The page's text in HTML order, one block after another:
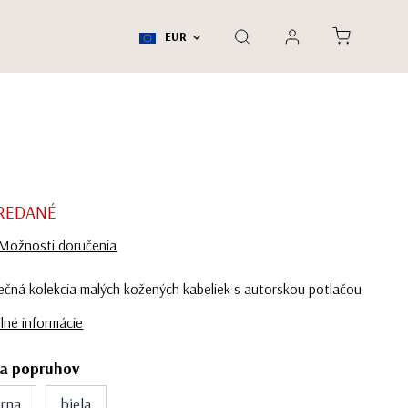
EUR
kolekcia malých kožených kabeliek s autorskou potlačou
informácie
popruhov
biela
doručenia